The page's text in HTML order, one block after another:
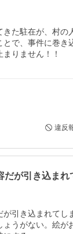
きた駐在が、村の
とで、事件に巻き
りません！！
違反
が引き込まれてし
うがない。絵が